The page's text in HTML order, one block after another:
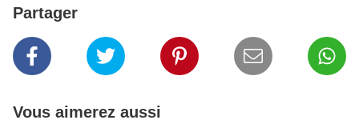
Partager
Vous aimerez aussi